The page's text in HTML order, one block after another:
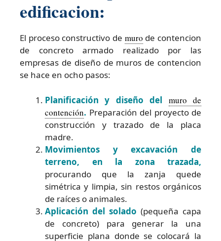
edificacion:
El proceso constructivo de muro de contencion
de concreto armado realizado por las
empresas de diseño de muros de contencion
se hace en ocho pasos:
Planificación y diseño del muro de
contención. Preparación del proyecto de
construcción y trazado de la placa
madre.
Movimientos y excavación de
terreno, en la zona trazada,
procurando que la zanja quede
simétrica y limpia, sin restos orgánicos
de raíces o animales.
Aplicación del solado (pequeña capa
de concreto) para generar la una
superficie plana donde se colocará la